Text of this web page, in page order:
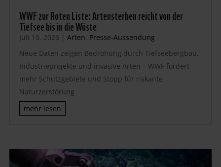
WWF zur Roten Liste: Artensterben reicht von der
Tiefsee bis in die Wüste
Juli 10, 2026 | Arten, Presse-Aussendung
Neue Daten zeigen Bedrohung durch Tiefseebergbau,
Industrieprojekte und invasive Arten – WWF fordert
mehr Schutzgebiete und Stopp für riskante
Naturzerstörung
mehr lesen